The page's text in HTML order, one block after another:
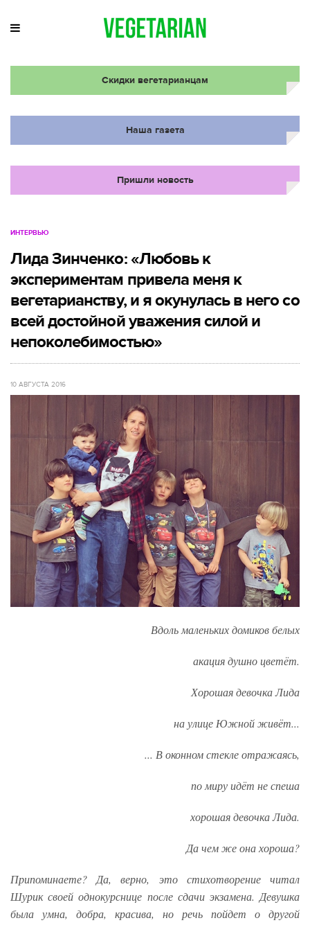
Скидки вегетарианцам
Наша газета
Пришли новость
ИНТЕРВЬЮ
Лида Зинченко: «Любовь к
экспериментам привела меня к
вегетарианству, и я окунулась в него со
всей достойной уважения силой и
непоколебимостью»
10 АВГУСТА 2016
Вдоль маленьких домиков белых
акация душно цветёт.
Хорошая девочка Лида
на улице Южной живёт...
... В оконном стекле отражаясь,
по миру идёт не спеша
хорошая девочка Лида.
Да чем же она хороша?
Припоминаете? Да, верно, это стихотворение читал
Шурик своей однокурснице после сдачи экзамена. Девушка
была умна, добра, красива, но речь пойдет о другой